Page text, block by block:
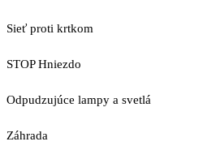
Sieť proti krtkom
STOP Hniezdo
Odpudzujúce lampy a svetlá
Záhrada